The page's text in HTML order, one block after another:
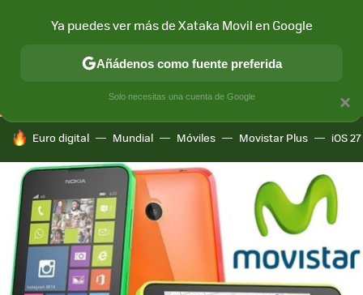
CONECTIVIDAD MÓVIL Y SOCIEDAD APLICACIONES
HOY SE HABLA DE
Euro digital Mundial Móviles Movistar Plus iOS 27
×
Ya puedes ver más de Xataka Movil en Google
Añádenos como fuente preferida
Solo necesitas una cuenta de Google